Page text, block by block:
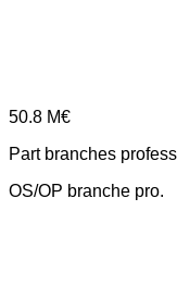
50.8 M€
Part branches
OS/OP branche pro.